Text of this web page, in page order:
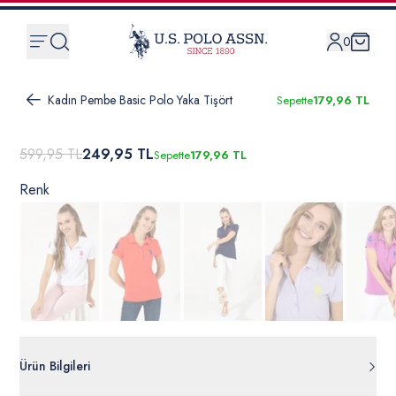
0
Kadın Pembe Basic Polo Yaka Tişört Sepette179,96 TL
599,95 TL249,95 TLSepette179,96 TL
Renk
Ürün Bilgileri